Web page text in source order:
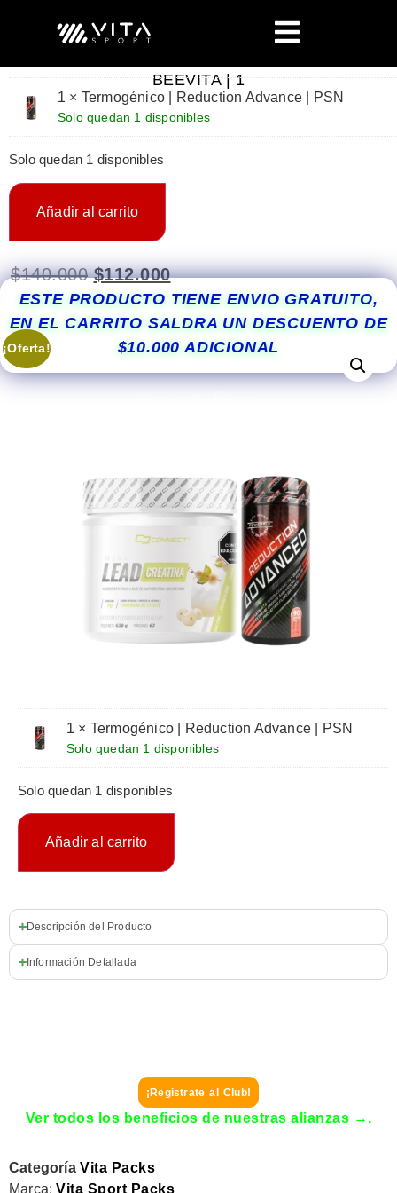
BEEVITA | 1
1 × Termogénico | Reduction Advance | PSN
Solo quedan 1 disponibles
Solo quedan 1 disponibles
Añadir al carrito
$140.000 $112.000
ESTE PRODUCTO TIENE ENVIO GRATUITO,
EN EL CARRITO SALDRA UN DESCUENTO DE
$10.000 ADICIONAL
¡Oferta!
1 × Termogénico | Reduction Advance | PSN
Solo quedan 1 disponibles
Solo quedan 1 disponibles
Añadir al carrito
Descripción del Producto
Información Detallada
¡Registrate al Club!
Ver todos los beneficios de nuestras alianzas →.
Categoría Vita Packs
Marca:Vita Sport Packs